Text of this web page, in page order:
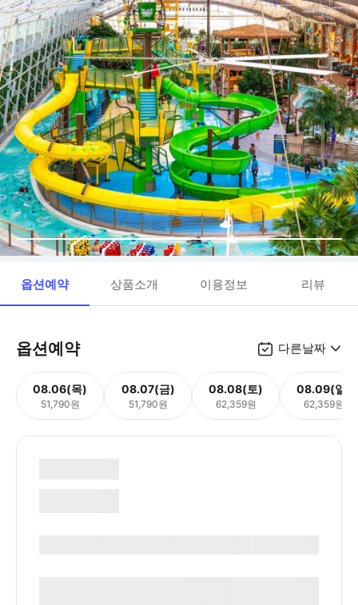
옵션예약 상품소개 이용정보 리뷰
옵션예약 다른날짜
08.06(목)
51,790원
08.07(금)
51,790원
08.08(토)
62,359원
08.09(일)
62,359원